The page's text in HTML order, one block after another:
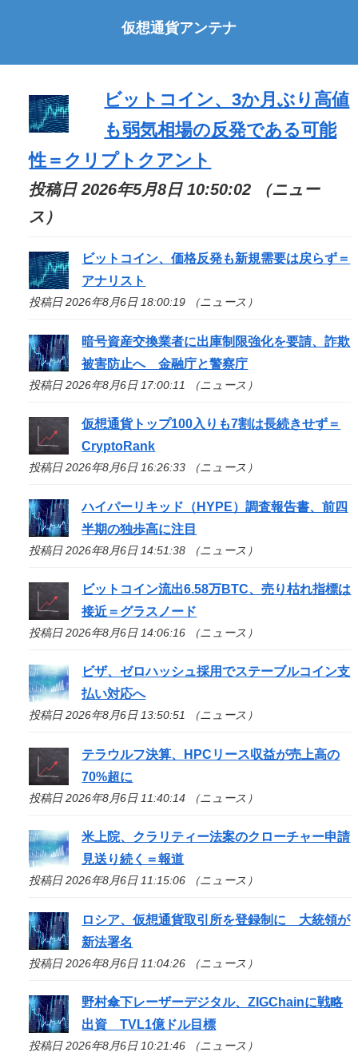
仮想通貨アンテナ
ビットコイン、3か月ぶり高値
も弱気相場の反発である可能
性＝クリプトクアント
投稿日 2026年5月8日 10:50:02 （ニュー
ス）
ビットコイン、価格反発も新規需要は戻らず＝
アナリスト
投稿日 2026年8月6日 18:00:19 （ニュース）
暗号資産交換業者に出庫制限強化を要請、詐欺
被害防止へ 金融庁と警察庁
投稿日 2026年8月6日 17:00:11 （ニュース）
仮想通貨トップ100入りも7割は長続きせず＝
CryptoRank
投稿日 2026年8月6日 16:26:33 （ニュース）
ハイパーリキッド（HYPE）調査報告書、前四
半期の独歩高に注目
投稿日 2026年8月6日 14:51:38 （ニュース）
ビットコイン流出6.58万BTC、売り枯れ指標は
接近＝グラスノード
投稿日 2026年8月6日 14:06:16 （ニュース）
ビザ、ゼロハッシュ採用でステーブルコイン支
払い対応へ
投稿日 2026年8月6日 13:50:51 （ニュース）
テラウルフ決算、HPCリース収益が売上高の
70%超に
投稿日 2026年8月6日 11:40:14 （ニュース）
米上院、クラリティー法案のクローチャー申請
見送り続く＝報道
投稿日 2026年8月6日 11:15:06 （ニュース）
ロシア、仮想通貨取引所を登録制に 大統領が
新法署名
投稿日 2026年8月6日 11:04:26 （ニュース）
野村傘下レーザーデジタル、ZIGChainに戦略
出資 TVL1億ドル目標
投稿日 2026年8月6日 10:21:46 （ニュース）